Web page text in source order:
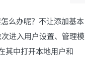
么办呢？不让添加基本
进入用户设置、管理模
其中打开本地用户和